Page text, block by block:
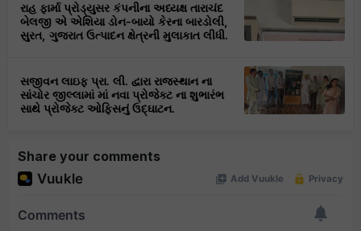
રાહ ફાર્મા પ્રોડ્યુસર કંપનીના અધ્યક્ષ તારાચંદ
બેલજી એ એશિયા ડોન-બાયો કેરના બારડોલી,
સુરત, ગુજરાત ઉત્પાદન ક્ષેત્રની મુલાકાત લીધી.
સજીવન લાઇફ પ્રા. લી. દ્વારા રાજસ્થાન ના
સાંચોર જીલ્લામાં માં નવા પ્રોજેક્ટ ના શુભારંભ
સાથે પ્રોજેક્ટ ઓફિસનું ઉદ્ઘાટન.
Share your comments